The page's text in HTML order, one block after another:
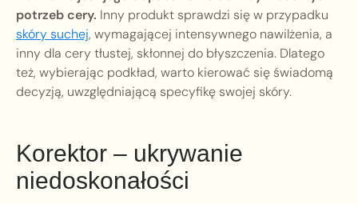
potrzeb cery. Inny produkt sprawdzi się w przypadku
skóry suchej, wymagającej intensywnego nawilżenia, a
inny dla cery tłustej, skłonnej do błyszczenia. Dlatego
też, wybierając podkład, warto kierować się świadomą
decyzją, uwzględniającą specyfikę swojej skóry.
Korektor – ukrywanie
niedoskonałości